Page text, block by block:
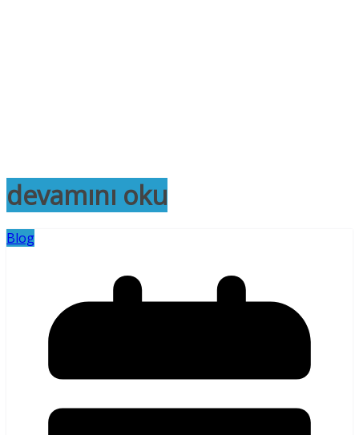
devamını oku
Blog